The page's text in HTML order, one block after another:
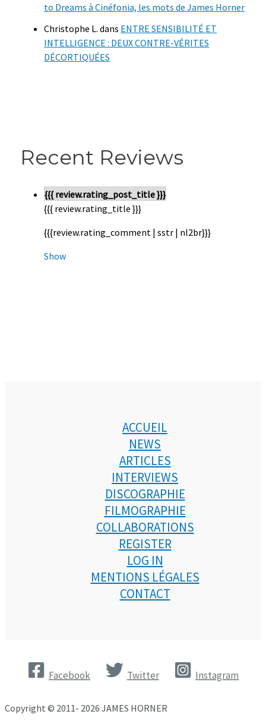
to Dreams à Cinéfonia, les mots de James Horner
Christophe L. dans ENTRE SENSIBILITÉ ET
INTELLIGENCE : DEUX CONTRE-VÉRITES
DÉCORTIQUÉES
Recent Reviews
{{{ review.rating_post_title }}}
{{{ review.rating_title }}}
{{{review.rating_comment | sstr | nl2br}}}
Show
ACCUEIL
NEWS
ARTICLES
INTERVIEWS
DISCOGRAPHIE
FILMOGRAPHIE
COLLABORATIONS
REGISTER
LOG IN
MENTIONS LÉGALES
CONTACT
Facebook Twitter Instagram
Copyright © 2011- 2026 JAMES HORNER